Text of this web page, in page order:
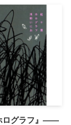
ログラフ』——